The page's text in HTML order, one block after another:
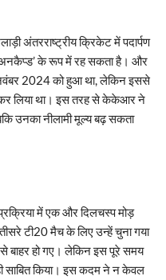
अंतरराष्ट्रीय क्रिकेट में पदार्पण
‘अनकैप्ड’ के रूप में रह सकता है। और
नवंबर 2024 को हुआ था, लेकिन इससे
लिया था। इस तरह से केकेआर ने
उनका नीलामी मूल्य बढ़ सकता
में एक और दिलचस्प मोड़
टी20 मैच के लिए उन्हें चुना गया
बाहर हो गए। लेकिन इस पूरे समय
किया। इस कदम ने न केवल